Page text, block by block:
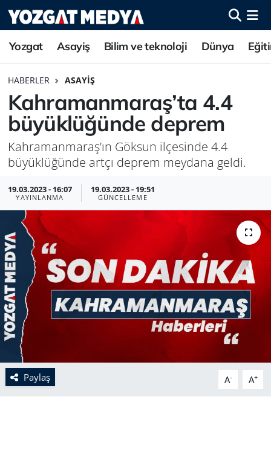
Yozgat Asayiş Bilim ve teknoloji Dünya
HABERLER ASAYIŞ
Kahramanmaraş’ta 4.4
büyüklüğünde deprem
Kahramanmaraş’ın Göksun ilçesinde 4.4
büyüklüğünde artçı deprem meydana geldi.
19.03.2023 - 16:07
YAYINLANMA
19.03.2023 - 19:51
GÜNCELLEME
Paylaş A- A+